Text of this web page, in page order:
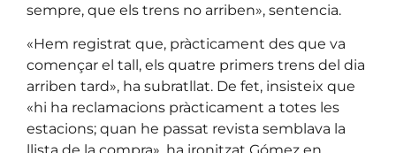
sempre, que els trens no arriben», sentencia.
«Hem registrat que, pràcticament des que va
començar el tall, els quatre primers trens del dia
arriben tard», ha subratllat. De fet, insisteix que
«hi ha reclamacions pràcticament a totes les
estacions; quan he passat revista semblava la